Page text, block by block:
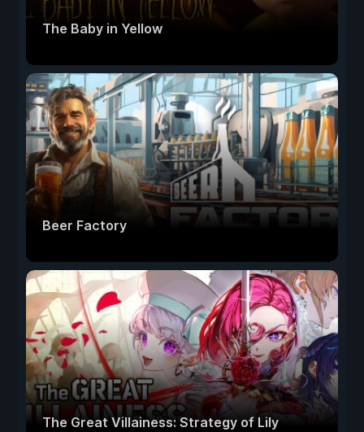
The Baby in Yellow
Beer Factory
The Great Villainess: Strategy of Lily